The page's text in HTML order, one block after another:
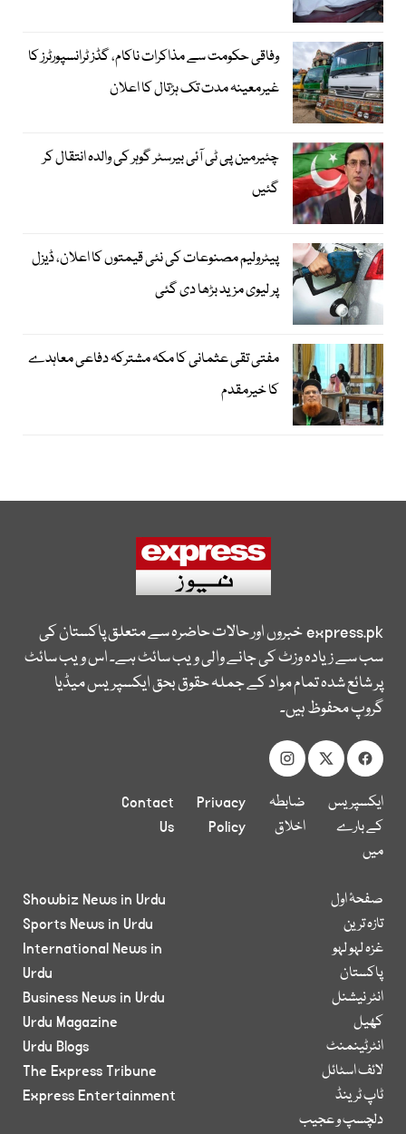
وفاقی حکومت سے مذاکرات ناکام، گڈز ٹرانسپورٹرز کا
غیرمعینہ مدت تک ہڑتال کا اعلان
چئیرمین پی ٹی آئی بیرسٹر گوہر کی والدہ انتقال کر
گئیں
پیٹرولیم مصنوعات کی نئی قیمتوں کا اعلان، ڈیزل
پر لیوی مزید بڑھا دی گئی
مفتی تقی عثمانی کا مکہ مشترکہ دفاعی معاہدے
کا خیرمقدم
express.pkخبروں اور حالات حاضرہ سے متعلق پاکستان کی
سب سے زیادہ وزٹ کی جانے والی ویب سائٹ ہے۔ اس ویب سائٹ
پر شائع شدہ تمام مواد کے جملہ حقوق بحق ایکسپریس میڈیا
گروپ محفوظ ہیں۔
ایکسپریس
کے بارے
میں
ضابطہ
اخلاق
Privacy
Policy
Contact
Us
صفحۂ اول
تازہ ترین
غزہ لہو لہو
پاکستان
انٹر نیشنل
کھیل
انٹرٹینمنٹ
لائف اسٹائل
ٹاپ ٹرینڈ
دلچسپ و عجیب
Showbiz News in Urdu
Sports News in Urdu
International News in
Urdu
Business News in Urdu
Urdu Magazine
Urdu Blogs
The Express Tribune
Express Entertainment